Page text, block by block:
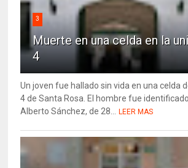
3
Muerte en una celda en la
4
Un joven fue hallado sin vida en una celda
4 de Santa Rosa. El hombre fue
Alberto Sánchez, de 28...
LEER MAS